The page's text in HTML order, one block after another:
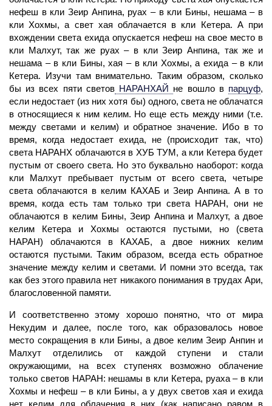
нефеш в кли Зеир Анпина, руах – в кли Бины, нешама – в
кли Хохмы, а свет хая облачается в кли Кетера. А при
вхождении света ехида опускается нефеш на свое место в
кли Малхут, так же руах – в кли Зеир Анпина, так же и
нешама – в кли Бины, хая – в кли Хохмы, а ехида – в кли
Кетера. Изучи там внимательно. Таким образом, сколько
бы из всех пяти световНАРАНХАЙ не вошло в парцуф,
если недостает (из них хотя бы) одного, света не облачатся
в относящиеся к ним келим. Но еще есть между ними (т.е.
между светами и келим) и обратное значение. Ибо в то
время, когда недостает ехида, не (происходит так, что)
света НАРАНХ облачаются в ХУБ ТУМ, а кли Кетера будет
пустым от своего света. Но это буквально наоборот: когда
кли Малхут пребывает пустым от всего света, четыре
света облачаются в келим КАХАБ и Зеир Анпина. А в то
время, когда есть там только три света НАРАН, они не
облачаются в келим Бины, Зеир Анпина и Малхут, а двое
келим Кетера и Хохмы остаются пустыми, но (света
НАРАН) облачаются в КАХАБ, а двое нижних келим
остаются пустыми. Таким образом, всегда есть обратное
значение между келим и светами. И помни это всегда, так
как без этого правила нет никакого понимания в трудах Ари,
благословенной памяти.
И соответственно этому хорошо понятно, что от мира
Некудим и далее, после того, как образовалось новое
место сокращения в кли Бины, а двое келим Зеир Анпин и
Малхутотделились от каждойступени и стали
окружающими, на всех ступенях возможно облачение
только световНАРАН: нешамы в кли Кетера, руаха – в кли
Хохмы и нефеш – в кли Бины, а у двух светов хая и ехида
нет келим для облачения в них (как написано равом в